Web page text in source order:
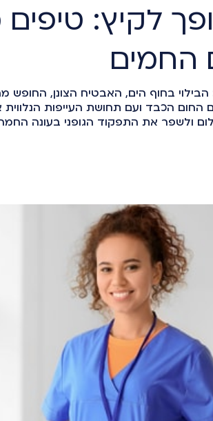
לקיץ:
החמים
הבילוי בחוף הים, האבטיח הצונן,
הכבד ועם תחושת העייפות הנלווית
ולשפר את התפקוד הגופני בעונה